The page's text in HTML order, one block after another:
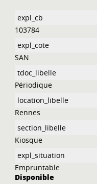
103784
SAN
Périodique
Rennes
Kiosque
Empruntable
Disponible